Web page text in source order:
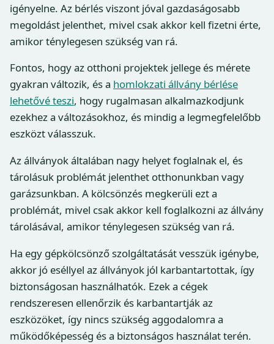
igényelne. Az bérlés viszont jóval gazdaságosabb
megoldást jelenthet, mivel csak akkor kell fizetni érte,
amikor ténylegesen szükség van rá.
Fontos, hogy az otthoni projektek jellege és mérete
gyakran változik, és a homlokzati állvány bérlése
lehetővé teszi, hogy rugalmasan alkalmazkodjunk
ezekhez a változásokhoz, és mindig a legmegfelelőbb
eszközt válasszuk.
Az állványok általában nagy helyet foglalnak el, és
tárolásuk problémát jelenthet otthonunkban vagy
garázsunkban. A kölcsönzés megkerüli ezt a
problémát, mivel csak akkor kell foglalkozni az állvány
tárolásával, amikor ténylegesen szükség van rá.
Ha egy gépkölcsönző szolgáltatását vesszük igénybe,
akkor jó eséllyel az állványok jól karbantartottak, így
biztonságosan használhatók. Ezek a cégek
rendszeresen ellenőrzik és karbantartják az
eszközöket, így nincs szükség aggodalomra a
működőképesség és a biztonságos használat terén.